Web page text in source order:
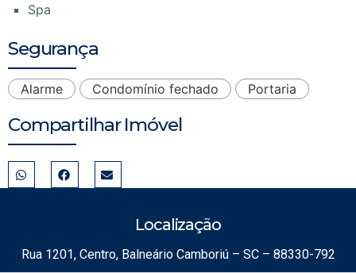
Spa
Segurança
Alarme Condomínio fechado Portaria
Compartilhar Imóvel
Localização
Rua 1201, Centro, Balneário Camboriú – SC – 88330-792